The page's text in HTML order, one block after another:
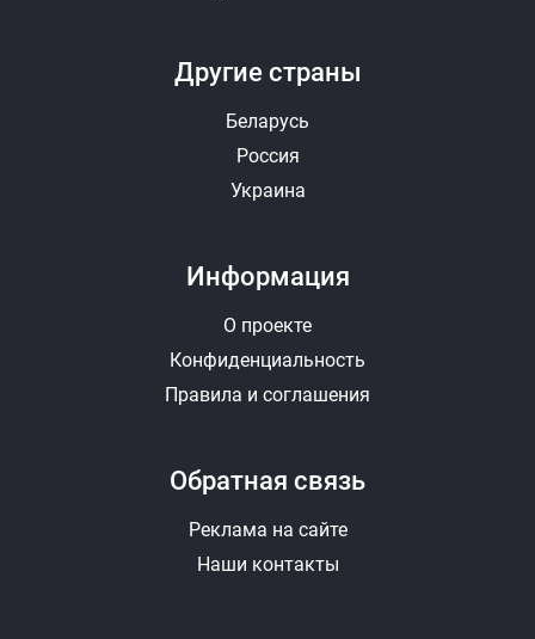
Другие страны
Беларусь
Россия
Украина
Информация
О проекте
Конфиденциальность
Правила и соглашения
Обратная связь
Реклама на сайте
Наши контакты